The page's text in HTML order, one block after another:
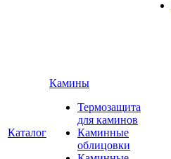
Каталог
Камины
Термозащита
для каминов
Каминные
облицовки